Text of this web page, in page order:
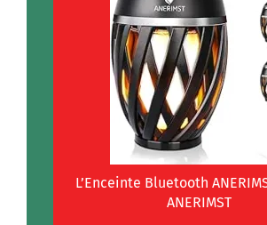
L’Enceinte Bluetooth
ANERIMST